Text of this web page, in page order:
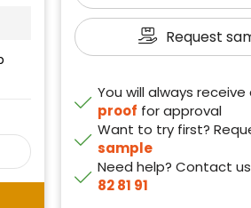
Request
You will always receive
proof for approval
Want to try first?
sample
Need help? Contact us
82 81 91